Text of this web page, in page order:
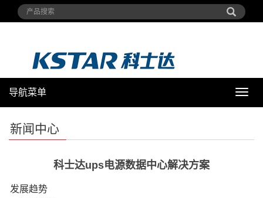
导
导航菜单
新闻中心
科士达ups电源数据中心解决方案
发展趋势